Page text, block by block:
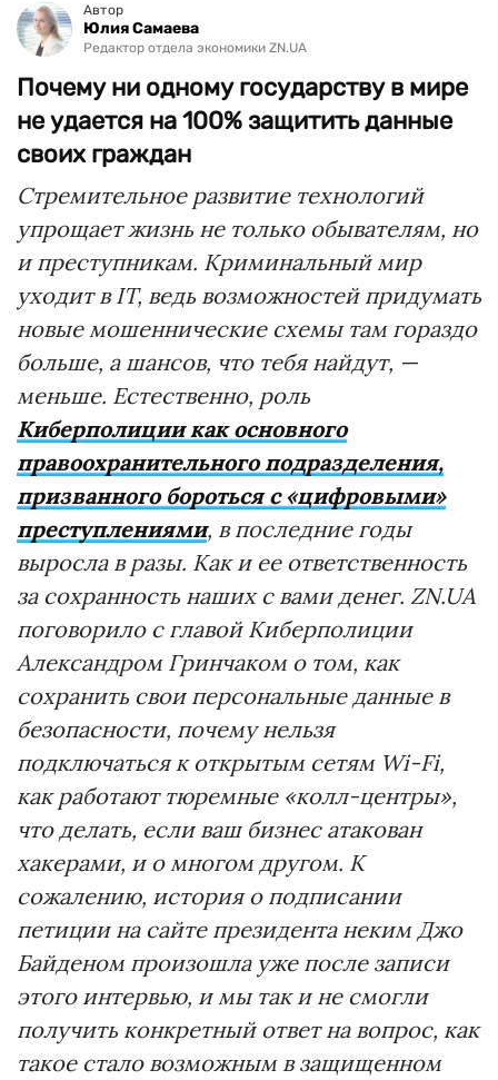
Автор
Юлия Самаева
Редактор отдела экономики ZN.UA
Почему ни одному государству в мире
не удается на 100% защитить данные
своих граждан
Стремительное развитие технологий
упрощает жизнь не только обывателям, но
и преступникам. Криминальный мир
уходит в IT, ведь возможностей придумать
новые мошеннические схемы там гораздо
больше, а шансов, что тебя найдут, —
меньше. Естественно, роль
Киберполиции как основного
правоохранительного подразделения,
призванного бороться с «цифровыми»
преступлениями, в последние годы
выросла в разы. Как и ее ответственность
за сохранность наших с вами денег. ZN.UA
поговорило с главой Киберполиции
Александром Гринчаком о том, как
сохранить свои персональные данные в
безопасности, почему нельзя
подключаться к открытым сетям Wi-Fi,
как работают тюремные «колл-центры»,
что делать, если ваш бизнес атакован
хакерами, и о многом другом. К
сожалению, история о подписании
петиции на сайте президента неким Джо
Байденом произошла уже после записи
этого интервью, и мы так и не смогли
получить конкретный ответ на вопрос, как
такое стало возможным в защищенном